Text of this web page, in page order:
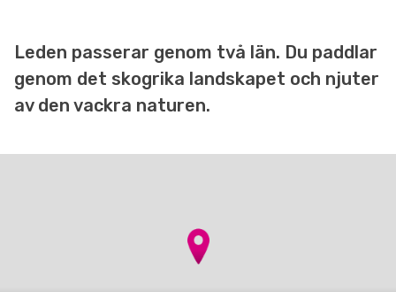
Leden passerar genom två län. Du paddlar
genom det skogrika landskapet och njuter
av den vackra naturen.